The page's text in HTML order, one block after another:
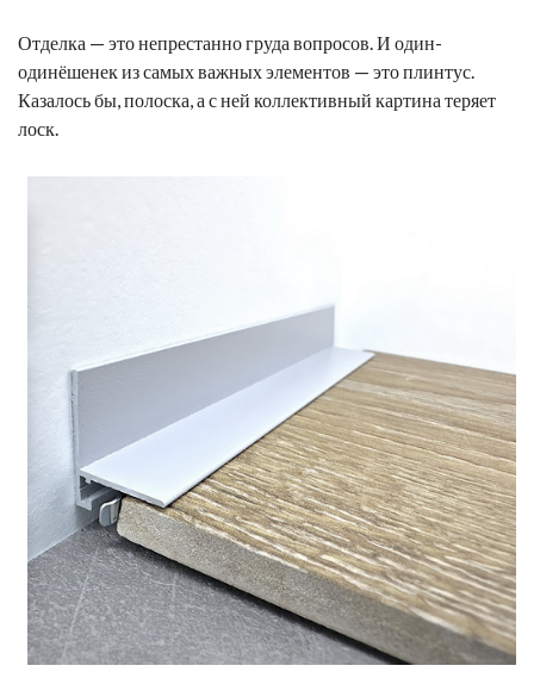
Отделка — это непрестанно груда вопросов. И один-
одинёшенек из самых важных элементов — это плинтус.
Казалось бы, полоска, а с ней коллективный картина теряет
лоск.